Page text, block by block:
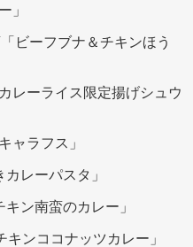
」
ビーフブナ＆チキンほう
レーライス限定揚げシュウ
ャラフス」
レーパスタ」
ン南蛮のカレー」
ンココナッツカレー」